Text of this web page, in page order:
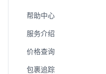
帮助中心
服务介绍
价格查询
包裹追踪